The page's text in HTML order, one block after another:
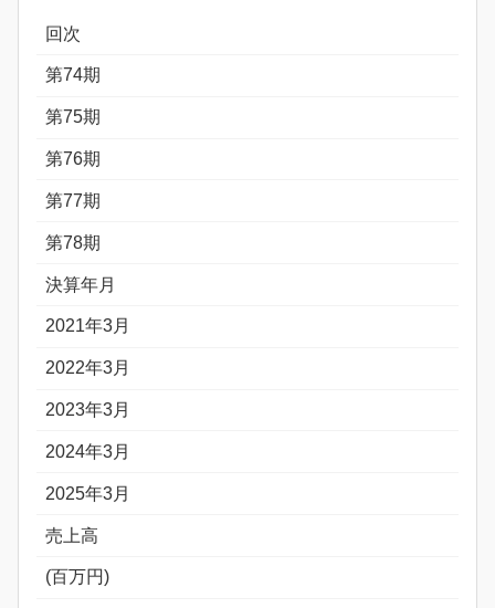
回次
第74期
第75期
第76期
第77期
第78期
決算年月
2021年3月
2022年3月
2023年3月
2024年3月
2025年3月
売上高
(百万円)